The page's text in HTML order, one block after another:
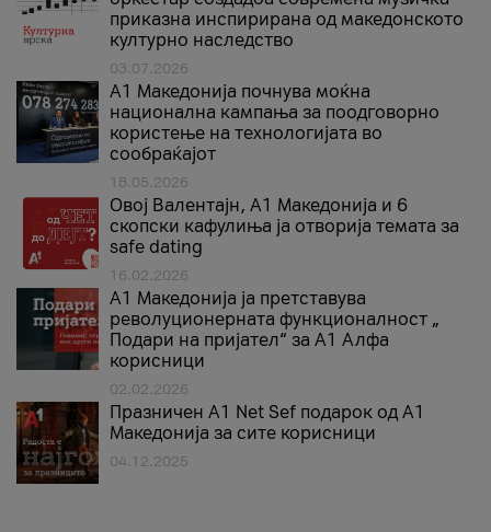
приказна инспирирана од македонското
културно наследство
03.07.2026
A1 Македонија почнува моќна
национална кампања за поодговорно
користење на технологијата во
сообраќајот
18.05.2026
Овој Валентајн, A1 Македонија и 6
скопски кафулиња ја отворија темата за
safe dating
16.02.2026
А1 Македонија ја претставува
револуционерната функционалност „
Подари на пријател“ за А1 Алфа
корисници
02.02.2026
Празничен A1 Net Sеf подарок од А1
Македонија за сите корисници
04.12.2025